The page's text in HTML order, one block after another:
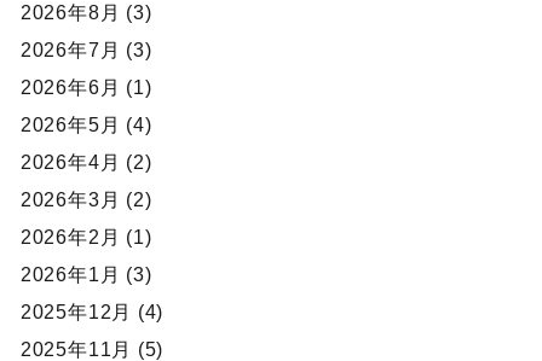
2026年8月 (3)
2026年7月 (3)
2026年6月 (1)
2026年5月 (4)
2026年4月 (2)
2026年3月 (2)
2026年2月 (1)
2026年1月 (3)
2025年12月 (4)
2025年11月 (5)